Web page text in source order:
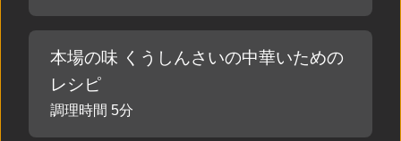
本場の味 くうしんさいの中華いための
レシピ
調理時間 5分